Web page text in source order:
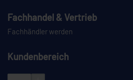
Fachhandel & Vertrieb
Fachhändler werden
Kundenbereich